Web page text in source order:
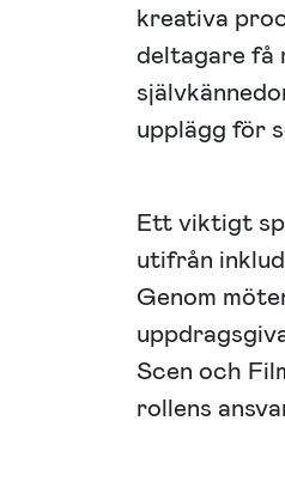
kreativa
deltagare få
upplägg för
Ett viktigt
utifrån
Genom
Scen och
rollens